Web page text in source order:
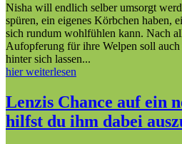
Nisha will endlich selber umsorgt
spüren, ein eigenes Körbchen haben,
sich rundum wohlfühlen kann. Nach
Aufopferung für ihre Welpen soll auch
hinter sich lassen...
hier weiterlesen
Lenzis Chance auf ein
hilfst du ihm dabei